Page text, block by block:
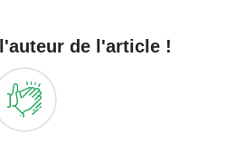
de l'article !